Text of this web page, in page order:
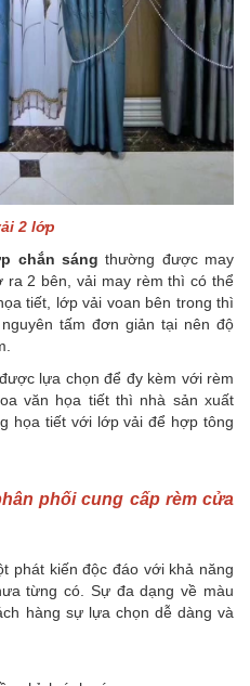
2 lớp
chắn sáng thường được may
2 bên, vải may rèm thì có thể
tiết, lớp vải voan bên trong thì
tấm đơn giản tại nên độ
lựa chọn để đy kèm với rèm
văn họa tiết thì nhà sản xuất
họa tiết với lớp vải để hợp tông
phối cung cấp rèm cửa
phát kiến độc đáo với khả năng
từng có. Sự đa dạng về màu
hàng sự lựa chọn dễ dàng và